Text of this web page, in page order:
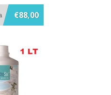
€88,00